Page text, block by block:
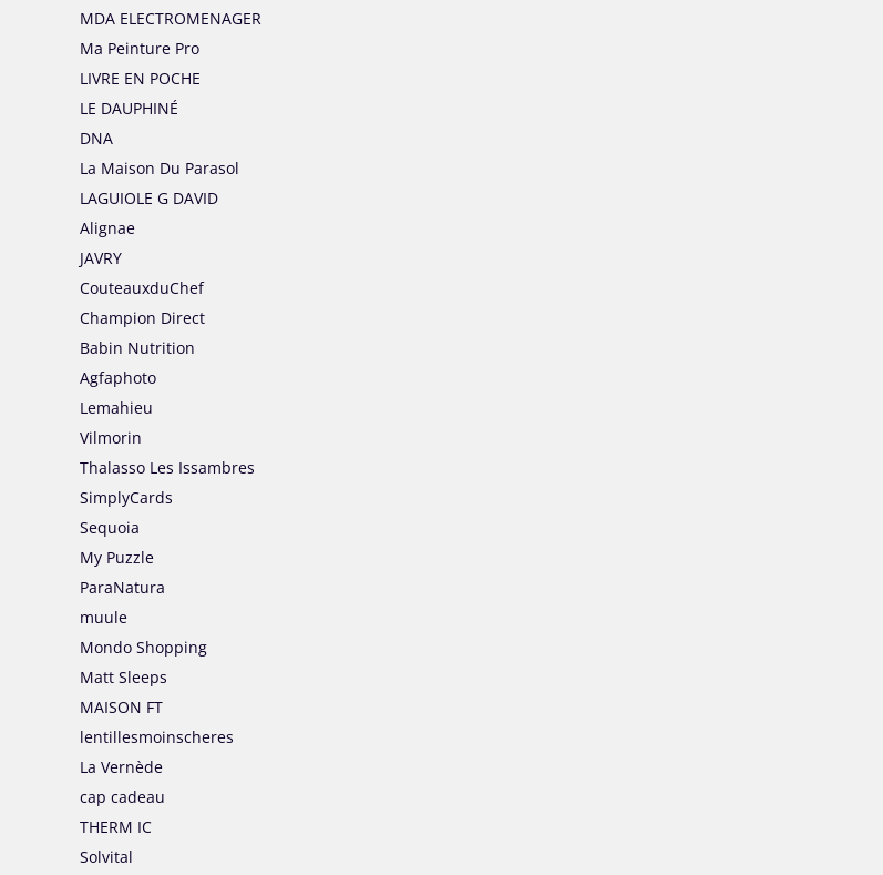
MDA ELECTROMENAGER
Ma Peinture Pro
LIVRE EN POCHE
LE DAUPHINÉ
DNA
La Maison Du Parasol
LAGUIOLE G DAVID
Alignae
JAVRY
CouteauxduChef
Champion Direct
Babin Nutrition
Agfaphoto
Lemahieu
Vilmorin
Thalasso Les Issambres
SimplyCards
Sequoia
My Puzzle
ParaNatura
muule
Mondo Shopping
Matt Sleeps
MAISON FT
lentillesmoinscheres
La Vernède
cap cadeau
THERM IC
Solvital